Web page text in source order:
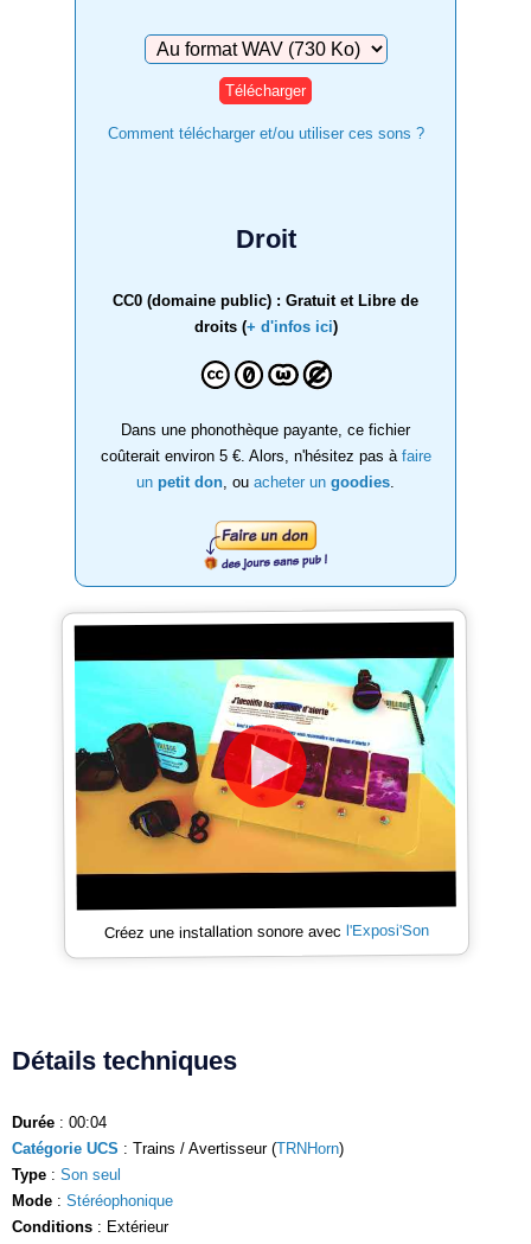
Télécharger
Comment télécharger et/ou utiliser ces sons ?
Droit
CC0 (domaine public) : Gratuit et Libre de
droits (+ d'infos ici)
Dans une phonothèque payante, ce fichier
coûterait environ 5 €. Alors, n'hésitez pas à faire
un petit don , ou acheter un goodies
Créez une installation sonore avecl'Exposi'Son
Détails techniques
Durée : 00:04
Catégorie UCS : Trains / Avertisseur (TRNHorn)
Type : Son seul
Mode : Stéréophonique
Conditions : Extérieur